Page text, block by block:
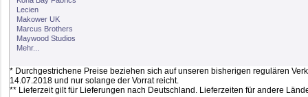
Lecien
Makower UK
Marcus Brothers
Maywood Studios
Mehr...
* Durchgestrichene Preise beziehen sich auf unseren bisherigen regulären
14.07.2018 und nur solange der Vorrat reicht.
** Lieferzeit gilt für Lieferungen nach Deutschland. Lieferzeiten für andere